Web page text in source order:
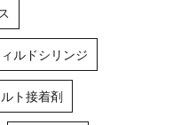
ルドシリンジ
ト接着剤